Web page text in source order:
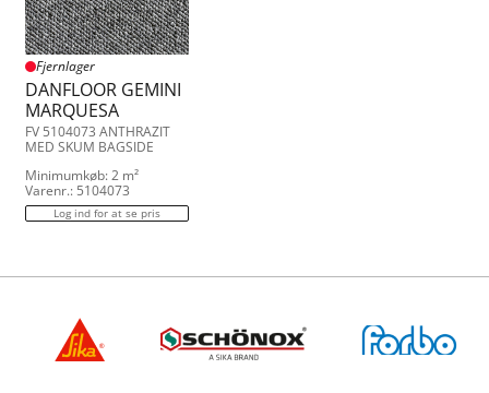
Fjernlager
DANFLOOR GEMINI
MARQUESA
FV 5104073 ANTHRAZIT
MED SKUM BAGSIDE
Minimumkøb: 2 m²
Varenr.: 5104073
Log ind for at se pris